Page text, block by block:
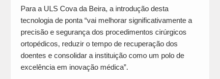
Para a ULS Cova da Beira, a introdução desta
tecnologia de ponta “vai melhorar significativamente a
precisão e segurança dos procedimentos cirúrgicos
ortopédicos, reduzir o tempo de recuperação dos
doentes e consolidar a instituição como um polo de
excelência em inovação médica”.